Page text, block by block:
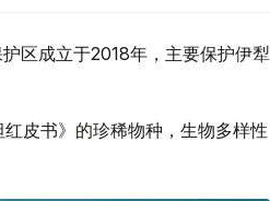
区成立于2018年，主要保护伊犁
皮书》的珍稀物种，生物多样性